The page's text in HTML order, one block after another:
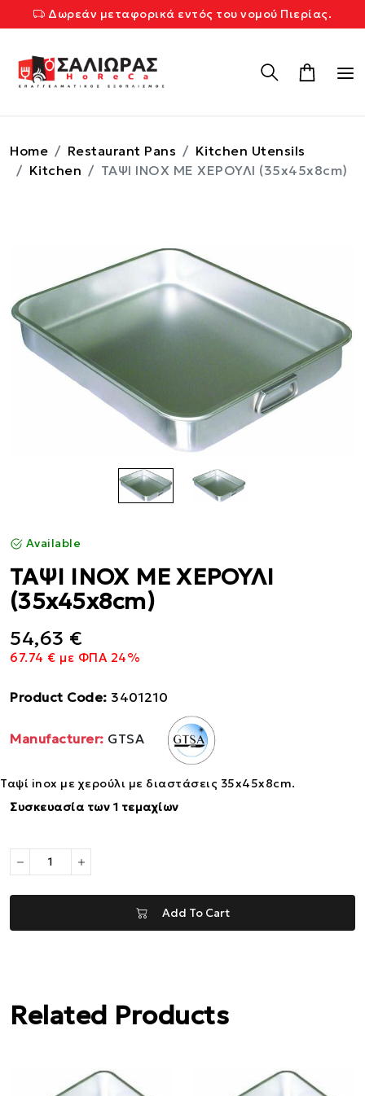
Δωρεάν μεταφορικά εντός του νομού Πιερίας.
Home Restaurant Pans
Kitchen Utensils
Kitchen
ΤΑΨΙ ΙΝΟΧ ΜΕ ΧΕΡΟΥΛΙ (35x45x8cm)
Available
ΤΑΨΙ ΙΝΟΧ ΜΕ ΧΕΡΟΥΛΙ
(35x45x8cm)
54,63 €
67.74 € με ΦΠΑ 24%
Product Code: 3401210
Manufacturer: GTSA
Ταψί inox με χερούλι με διαστάσεις 35x45x8cm.
Συσκευασία των 1 τεμαχίων
Add To Cart
Related Products